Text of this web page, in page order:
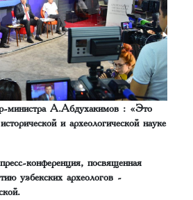
министра А.Абдухакимов : «Это
и археологической науке
конференция, посвященная
узбекских археологов -